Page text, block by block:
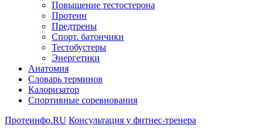
Повышение тестостерона
Протеин
Предтрены
Спорт. батончики
Тестобустеры
Энергетики
Анатомия
Словарь терминов
Калоризатор
Спортивные соревнования
Протеинфо.RU Консультация у фитнес-тренера